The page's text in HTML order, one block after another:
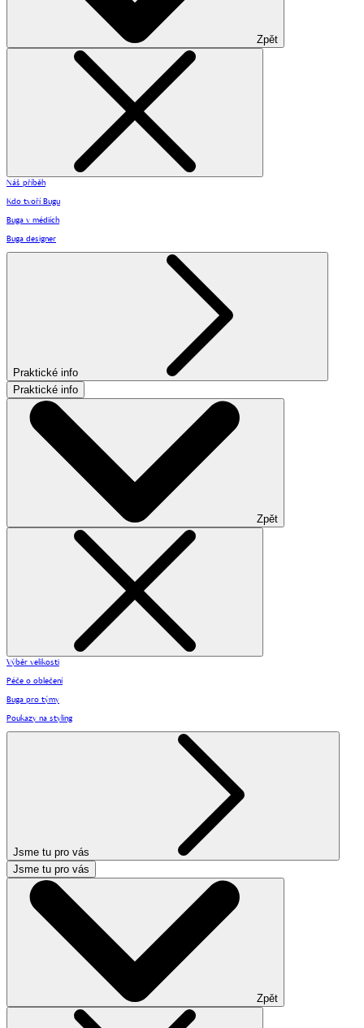
Zpět
Náš příběh
Kdo tvoří Bugu
Buga v médiích
Buga designer
Praktické info
Praktické info
Zpět
Výběr velikosti
Péče o oblečení
Buga pro týmy
Poukazy na styling
Jsme tu pro vás
Jsme tu pro vás
Zpět